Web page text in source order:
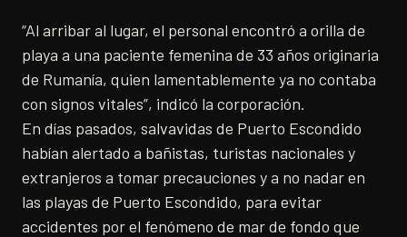
“Al arribar al lugar, el personal encontró a orilla de
playa a una paciente femenina de 33 años originaria
de Rumanía, quien lamentablemente ya no contaba
con signos vitales”, indicó la corporación.
En días pasados, salvavidas de Puerto Escondido
habían alertado a bañistas, turistas nacionales y
extranjeros a tomar precauciones y a no nadar en
las playas de Puerto Escondido, para evitar
accidentes por el fenómeno de mar de fondo que